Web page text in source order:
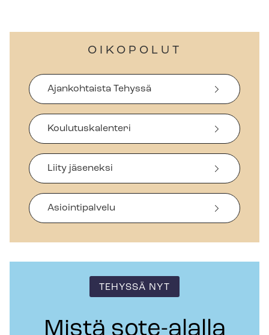
OIKOPOLUT
Ajankohtaista Tehyssä
Koulutuskalenteri
Liity jäseneksi
Asiointipalvelu
TEHYSSÄ NYT
Mistä sote-alalla